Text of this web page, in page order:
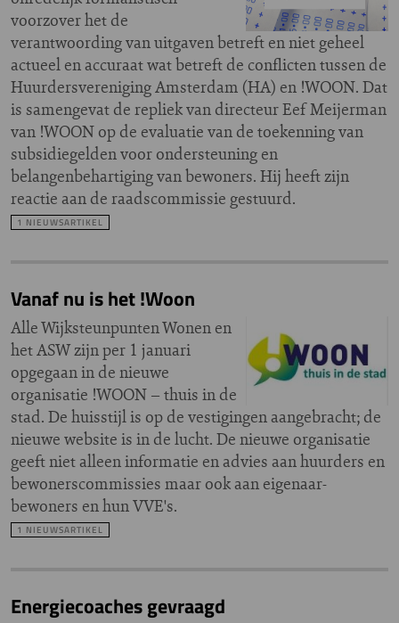
voorzover het de
verantwoording van uitgaven betreft en niet geheel
actueel en accuraat wat betreft de conflicten tussen de
Huurdersvereniging Amsterdam (HA) en !WOON. Dat
is samengevat de repliek van directeur Eef Meijerman
van !WOON op de evaluatie van de toekenning van
subsidiegelden voor ondersteuning en
belangenbehartiging van bewoners. Hij heeft zijn
reactie aan de raadscommissie gestuurd.
1 NIEUWSARTIKEL
Vanaf nu is het !Woon
Alle Wijksteunpunten Wonen en
het ASW zijn per 1 januari
opgegaan in de nieuwe
organisatie !WOON – thuis in de
stad. De huisstijl is op de vestigingen aangebracht; de
nieuwe website is in de lucht. De nieuwe organisatie
geeft niet alleen informatie en advies aan huurders en
bewonerscommissies maar ook aan eigenaar-
bewoners en hun VVE's.
1 NIEUWSARTIKEL
Energiecoaches gevraagd